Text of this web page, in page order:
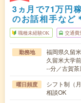
3ヵ月で71万円
のお話相手など
職種未経験OK 交通費
勤務地
福岡県久留
久留米大学
--分／古賀
曜日頻度
シフト制（
相談OK